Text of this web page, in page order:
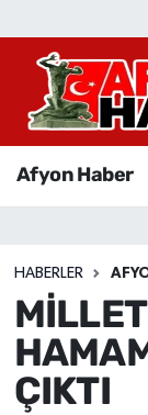
Afyon Haber
HABERLER
ÇIKTI
Afyon
Sağlık
Eğitim